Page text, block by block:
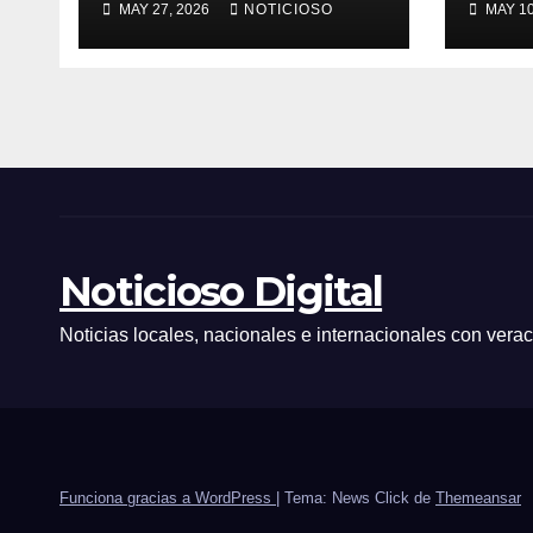
mamás que
trabajan en EMAT,
en beneficio de la
MAY 27, 2026 NOTICIOSO
enMAY
Noticioso Digital
Noticias locales, nacionales e internacionales con
Funciona gracias a WordPress Tema: News Click de Themeansar